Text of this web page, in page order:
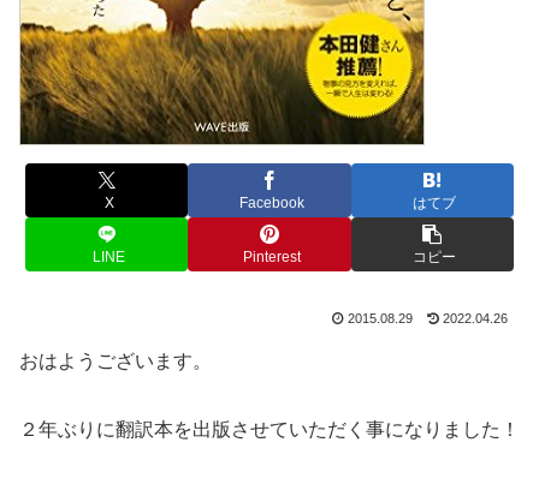
X Facebook はてブ
LINE Pinterest コピー
2015.08.29 2022.04.26
おはようございます。
２年ぶりに翻訳本を出版させていただく事になりました！